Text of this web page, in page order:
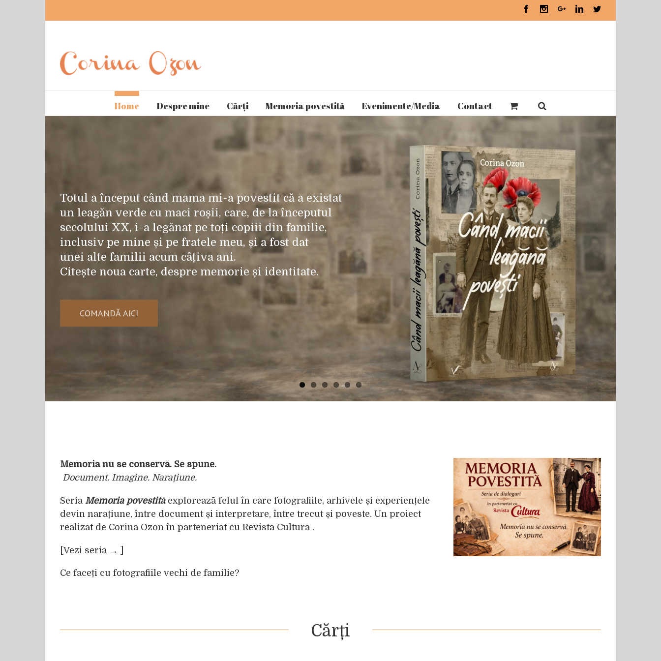
FacebookInstagramGoogle+LinkedinTwitter
Home Despre mine Cărți Memoria povestită Evenimente/Media Contact
Totul a început când mama mi-a povestit că a existat
un leagăn verde cu maci roșii, care, de la începutul
secolului XX, i-a legănat pe toți copiii din familie,
inclusiv pe mine și pe fratele meu, și a fost dat
unei alte familii acum câțiva ani.
Citește noua carte, despre memorie și identitate.
COMANDĂ AICI
Memoria nu se conservă. Se spune.
Document. Imagine. Narațiune.
Seria Memoria povestităexplorează felul în care fotografiile, arhivele și experiențele
devin narațiune, între document și interpretare, între trecut și poveste. Un proiect
realizat de Corina Ozon în parteneriat cu Revista Cultura .
[Vezi seria →
Ce faceți cu fotografiile vechi de familie?
Cărți